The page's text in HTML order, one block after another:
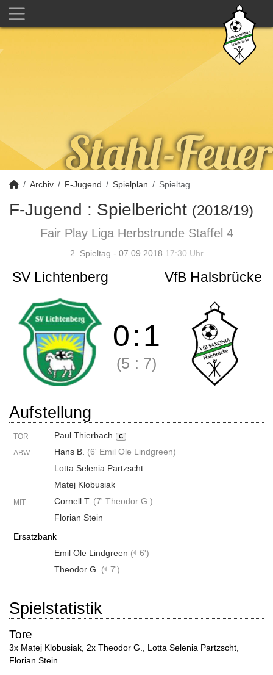
Archiv F-Jugend Spielplan Spieltag
F-Jugend : Spielbericht (2018/19)
Fair Play Liga Herbstrunde Staffel 4
2. Spieltag - 07.09.2018 17:30 Uhr
SV Lichtenberg VfB Halsbrücke
0:1
(5 : 7)
Aufstellung
TOR Paul Thierbach C
ABW Hans B. (6' Emil Ole Lindgreen)
Lotta Selenia Partzscht
Matej Klobusiak
MIT Cornell T. (7' Theodor G. )
Florian Stein
Ersatzbank
Emil Ole Lindgreen (
6')
Theodor G.
( 7')
Spielstatistik
Tore
3x Matej Klobusiak 2x Theodor G. Lotta Selenia Partzscht
Florian Stein